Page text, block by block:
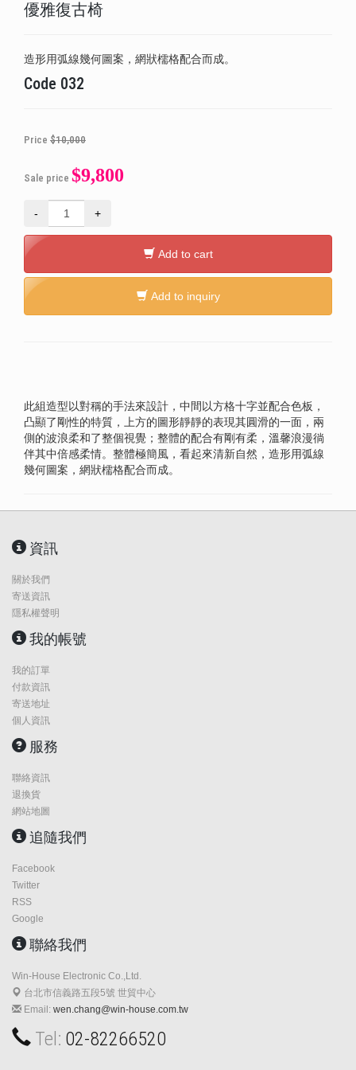
優雅復古椅
造形用弧線幾何圖案，網狀檽格配合而成。
Code 032
Price $10,000
Sale price $9,800
- +
Add to cart
Add to inquiry
此組造型以對稱的手法來設計，中間以方格十字並配合色板，
凸顯了剛性的特質，上方的圖形靜靜的表現其圓滑的一面，兩
側的波浪柔和了整個視覺；整體的配合有剛有柔，溫馨浪漫徜
伴其中倍感柔情。整體極簡風，看起來清新自然，造形用弧線
幾何圖案，網狀檽格配合而成。
資訊
關於我們
寄送資訊
隱私權聲明
我的帳號
我的訂單
付款資訊
寄送地址
個人資訊
服務
聯絡資訊
退換貨
網站地圖
追隨我們
Facebook
Twitter
RSS
Google
聯絡我們
Win-House Electronic Co.,Ltd.
台北市信義路五段5號 世貿中心
Email: wen.chang@win-house.com.tw
Tel: 02-82266520